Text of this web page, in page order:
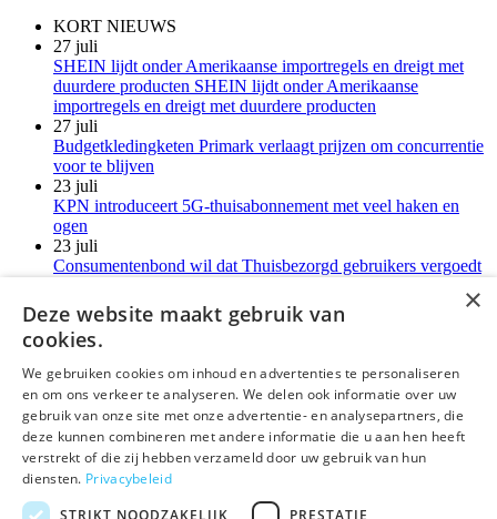
KORT NIEUWS
27 juli
SHEIN lijdt onder Amerikaanse importregels en dreigt met
duurdere producten SHEIN lijdt onder Amerikaanse
importregels en dreigt met duurdere producten
27 juli
Budgetkledingketen Primark verlaagt prijzen om concurrentie
voor te blijven
23 juli
KPN introduceert 5G-thuisabonnement met veel haken en
ogen
23 juli
Consumentenbond wil dat Thuisbezorgd gebruikers vergoedt
LG-monitoren installeren reclamesoftware zonder melding
deLex
©Uitgeverij deLex
Bezoekadres
Korte Leidsedwarsstraat 12 II
×
Deze website maakt gebruik van
cookies.
We gebruiken cookies om inhoud en advertenties te personaliseren
en om ons verkeer te analyseren. We delen ook informatie over uw
gebruik van onze site met onze advertentie- en analysepartners, die
deze kunnen combineren met andere informatie die u aan hen heeft
verstrekt of die zij hebben verzameld door uw gebruik van hun
diensten. Privacybeleid
STRIKT NOODZAKELIJK
PRESTATIE